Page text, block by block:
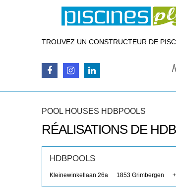
TROUVEZ UN CONSTRUCTEUR DE
POOL HOUSES HDBPOOLS
RÉALISATIONS DE
HDBPOOLS
Kleinewinkellaan 26a 1853 Grimbergen